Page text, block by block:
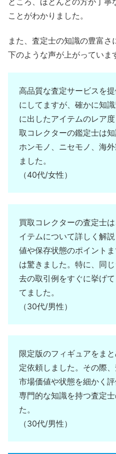
ことがわかりました。
また、査定士の知識の豊富
下のような声が上がっていま
高品質な査定サービスを
にしてますが、確かに知
に出したアイテムのレア
取コレクターの鑑定士は
ホンモノ、ニセモノ、海
ました。
（40代/女性）
買取コレクターの査定士
イテムについて詳しく解
値や保存状態のポイント
は驚きました。特に、同
去の取引例をすぐに挙げ
てました。
（30代/男性）
限定版のフィギュアをま
定依頼しました。その際
市場価値や状態を細かく
専門的な知識を持つ査定
た。
（30代/男性）